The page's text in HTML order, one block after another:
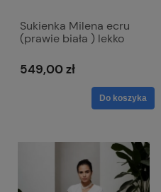
Sukienka Milena ecru
(prawie biała ) lekko
549,00 zł
Do koszyka